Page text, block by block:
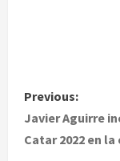
P
o
Previous:
Javier Aguirre
Catar 2022 en